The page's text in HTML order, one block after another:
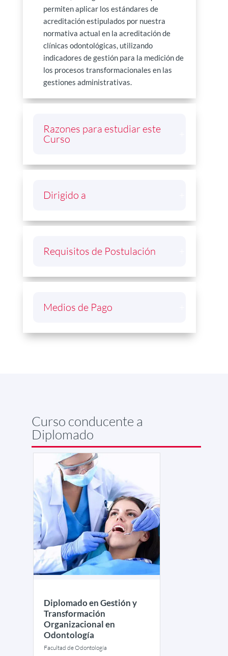
permiten aplicar los estándares de
acreditación estipulados por nuestra
normativa actual en la acreditación de
clínicas odontológicas, utilizando
indicadores de gestión para la medición de
los procesos transformacionales en las
gestiones administrativas.
Razones para estudiar este
Curso
Dirigido a
Requisitos de Postulación
Medios de Pago
Curso conducente a
Diplomado
Diplomado en Gestión y
Transformación
Organizacional en
Odontología
Facultad de Odontología